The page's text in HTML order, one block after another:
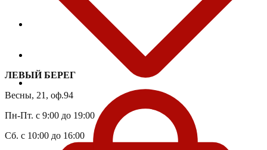
ЛЕВЫЙ БЕРЕГ
Весны, 21, оф.94
Пн-Пт. с 9:00 до 19:00
Сб. с 10:00 до 16:00